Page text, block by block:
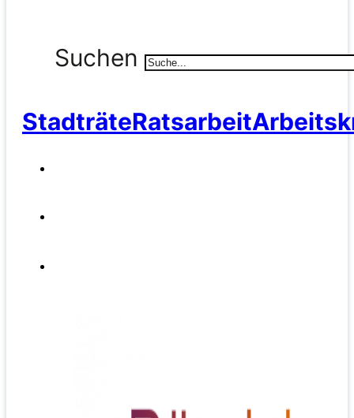
Suchen
StadträteRatsarbeit